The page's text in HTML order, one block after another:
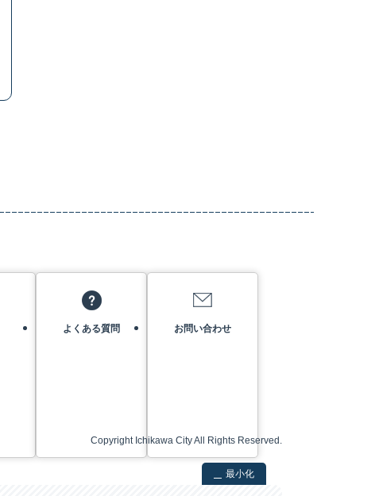
よくある質問 お問い合わせ
Copyright Ichikawa City All Rights Reserved.
最小化